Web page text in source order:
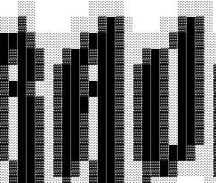
░░      ░░░░
░░░▓█▓░